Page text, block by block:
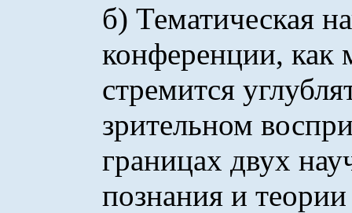
б) Тематическая
конференции, как
стремится
зрительном
границах двух
познания и